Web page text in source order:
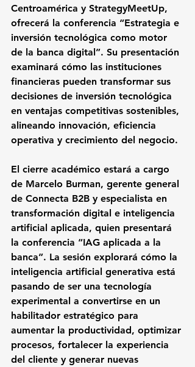
Centroamérica y StrategyMeetUp,
ofrecerá la conferencia “Estrategia e
inversión tecnológica como motor
de la banca digital”. Su presentación
examinará cómo las instituciones
financieras pueden transformar sus
decisiones de inversión tecnológica
en ventajas competitivas sostenibles,
alineando innovación, eficiencia
operativa y crecimiento del negocio.
El cierre académico estará a cargo
de Marcelo Burman, gerente general
de Connecta B2B y especialista en
transformación digital e inteligencia
artificial aplicada, quien presentará
la conferencia “IAG aplicada a la
banca”. La sesión explorará cómo la
inteligencia artificial generativa está
pasando de ser una tecnología
experimental a convertirse en un
habilitador estratégico para
aumentar la productividad, optimizar
procesos, fortalecer la experiencia
del cliente y generar nuevas